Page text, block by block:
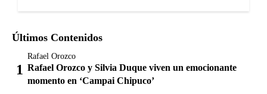
Últimos Contenidos
Rafael Orozco
Rafael Orozco y Silvia Duque viven un emocionante
momento en ‘Campai Chipuco’